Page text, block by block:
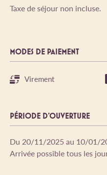
Taxe de séjour non incluse.
MODES DE PAIEMENT
Virement
PÉRIODE D'OUVERTURE
Du 20/11/2025 au 10/01/
Arrivée possible tous les